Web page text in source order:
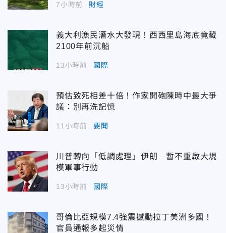
7小時前 財經
義大利漁民潛水大發現！西西里島海底竟藏
2100年前沉船
13小時前 國際
預估致死相差十倍！作家開砲陳時中最大爭
議：別再洗記憶
11小時前 要聞
川普轉向「低調處理」伊朗 暫不重啟大規
模軍事行動
13小時前 國際
哥倫比亞規模7.4強震撼動拉丁美洲多國！
官員通報多起災情